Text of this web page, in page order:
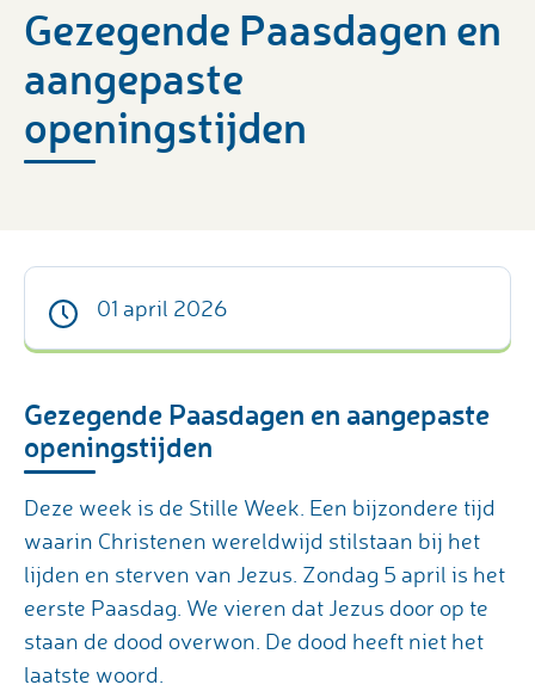
Gezegende Paasdagen en
aangepaste
openingstijden
01 april 2026
Gezegende Paasdagen en aangepaste
openingstijden
Deze week is de Stille Week. Een bijzondere tijd
waarin Christenen wereldwijd stilstaan bij het
lijden en sterven van Jezus. Zondag 5 april is het
eerste Paasdag. We vieren dat Jezus door op te
staan de dood overwon. De dood heeft niet het
laatste woord.